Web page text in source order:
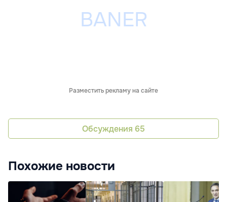
Разместить рекламу на сайте
Обсуждения 65
Похожие новости